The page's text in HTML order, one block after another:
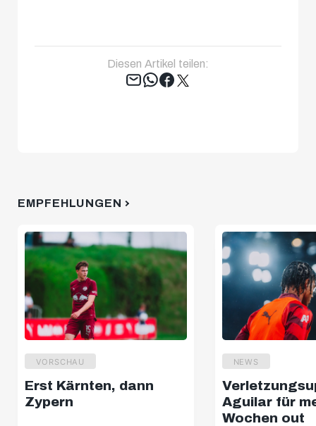
Diesen Artikel teilen:
EMPFEHLUNGEN
VORSCHAU
Erst Kärnten, dann
Zypern
NEWS
Aguilar für
Wochen out